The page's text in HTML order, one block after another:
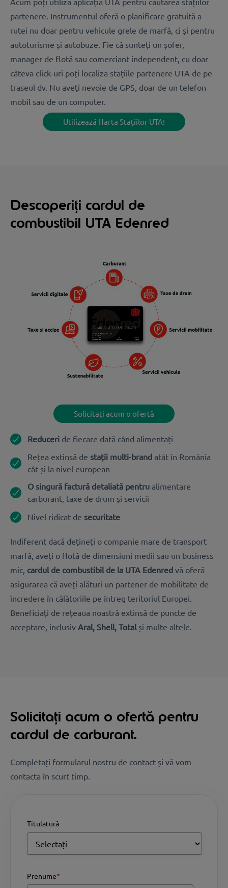
partenere. Instrumentul oferă o planificare gratuită a
rutei nu doar pentru vehicule grele de marfă, ci și pentru
autoturisme și autobuze. Fie că sunteți un șofer,
manager de flotă sau comerciant independent, cu doar
câteva click-uri poți localiza stațiile partenere UTA de pe
traseul dv. Nu aveți nevoie de GPS, doar de un telefon
mobil sau de un computer.
Utilizează Harta Staţiilor UTA!
Descoperiți cardul de
combustibil UTA Edenred
Solicitați acum o ofertă
Reduceri de fiecare dată când alimentați
Rețea extinsă de stații multi-brand atât în România
cât și la nivel european
O singură factură detaliată pentru alimentare
carburant, taxe de drum și servicii
Nivel ridicat de securitate
Indiferent dacă dețineți o companie mare de transport
marfă, aveți o flotă de dimensiuni medii sau un business
mic, cardul de combustibil de la UTA Edenred vă oferă
asigurarea că aveți alături un partener de mobilitate de
încredere în călătoriile pe întreg teritoriul Europei.
Beneficiați de rețeaua noastră extinsă de puncte de
acceptare, inclusiv Aral, Shell, Totalși multe altele.
Solicitați acum o ofertă pentru
cardul de carburant.
Completați formularul nostru de contact și vă vom
contacta în scurt timp.
Titulatură
Prenume*